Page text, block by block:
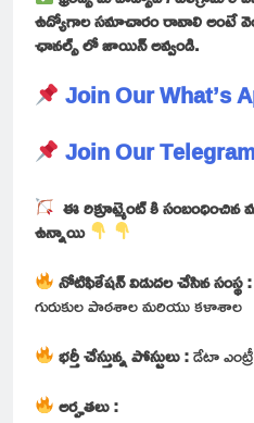
ఉద్యోగాల సమాచారం రావాలి అంటే
ఛానల్స్ లో జాయిన్ అవ్వండి.
Join Our What’s
Join Our
ఈ రిక్రూట్మెంట్ కి
ఉన్నాయి
నోటిఫికేషన్ విడుదల చేసిన సంస్థ
గురుకుల పాఠశాల మరియు కళాశాల
భర్తీ చేస్తున్న పోస్టులు :డేటా
అర్హతలు :